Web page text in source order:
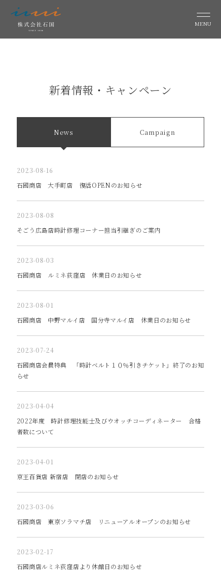
MENU
新着情報・キャンペーン
News Campaign
2023-08-16
石國商店 大手町店 復活OPENのお知らせ
2023-08-08
そごう広島店時計修理コーナー担当引継ぎのご案内
2023-08-03
石國商店 ルミネ荻窪店 休業日のお知らせ
2023-08-01
石國商店 中野マルイ店 国分寺マルイ店 休業日のお知らせ
2023-07-24
石國商店会員特典 「時計ベルト１０％引きチケット」終了のお知
らせ
2023-04-04
2022年度 時計修理技能士及びウオッチコーディネーター 合格
者数について
2023-04-01
京王百貨店 新宿店 閉店のお知らせ
2023-03-06
石國商店 東京ソラマチ店 リニューアルオープンのお知らせ
2023-02-17
石國商店ルミネ荻窪店より休館日のお知らせ